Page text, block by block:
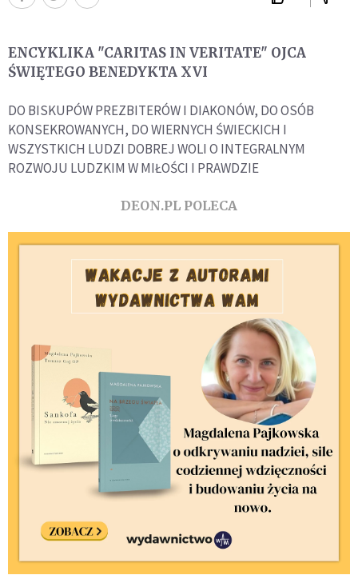
ENCYKLIKA "CARITAS IN VERITATE" OJCA
ŚWIĘTEGO BENEDYKTA XVI
DO BISKUPÓW PREZBITERÓW I DIAKONÓW, DO OSÓB
KONSEKROWANYCH, DO WIERNYCH ŚWIECKICH I
WSZYSTKICH LUDZI DOBREJ WOLI O INTEGRALNYM
ROZWOJU LUDZKIM W MIŁOŚCI I PRAWDZIE
DEON.PL POLECA